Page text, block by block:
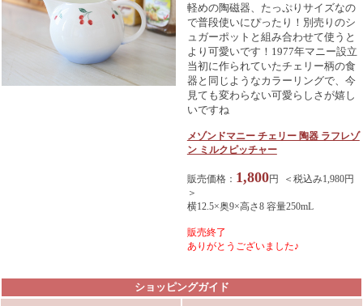
軽めの陶磁器、たっぷりサイズなの
で普段使いにぴったり！別売りのシ
ュガーポットと組み合わせて使うと
より可愛いです！1977年マニー設立
当初に作られていたチェリー柄の食
器と同じようなカラーリングで、今
見ても変わらない可愛らしさが嬉し
いですね
メゾンドマニー チェリー 陶器 ラフレゾ
ン ミルクピッチャー
販売価格： 1,800円 ＜税込み1,980円
＞
横12.5×奥9×高さ8 容量250mL
販売終了
ありがとうございました♪
ショッピングガイド